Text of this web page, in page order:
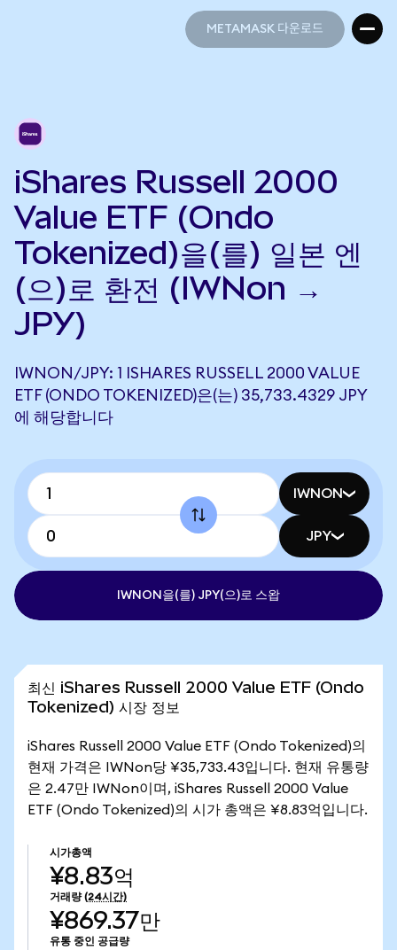
METAMASK 다운로드
iShares Russell 2000
Value ETF (Ondo
Tokenized)을(를) 일본 엔
(으)로 환전 (IWNon →
JPY)
IWNON/JPY: 1 ISHARES RUSSELL 2000 VALUE
ETF (ONDO TOKENIZED)은(는) 35,733.4329 JPY
에 해당합니다
IWNON
JPY
IWNON을(를) JPY(으)로 스왑
최신 iShares Russell 2000 Value ETF (Ondo
Tokenized) 시장 정보
iShares Russell 2000 Value ETF (Ondo Tokenized)의
현재 가격은 IWNon당 ¥35,733.43입니다. 현재 유통량
은 2.47만 IWNon이며, iShares Russell 2000 Value
ETF (Ondo Tokenized)의 시가 총액은 ¥8.83억입니다.
시가총액
¥8.83억
거래량 (24시간)
¥869.37만
유통 중인 공급량